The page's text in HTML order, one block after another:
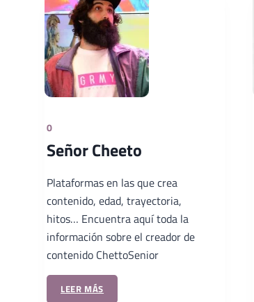
0
Señor Cheeto
Plataformas en las que crea
contenido, edad, trayectoria,
hitos… Encuentra aquí toda la
información sobre el creador de
contenido ChettoSenior
LEER MÁS